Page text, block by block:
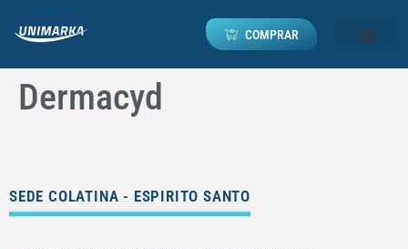
COMPRAR
Dermacyd
SEDE COLATINA - ESPIRITO SANTO